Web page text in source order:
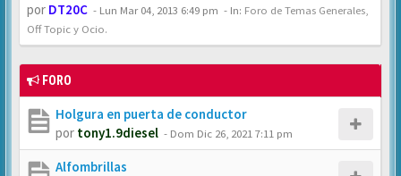
por DT20C - Lun Mar 04, 2013 6:49 pm - In: Foro de Temas Generales,
Off Topic y Ocio.
FORO
Holgura en puerta de conductor
por tony1.9diesel - Dom Dic 26, 2021 7:11 pm
Alfombrillas